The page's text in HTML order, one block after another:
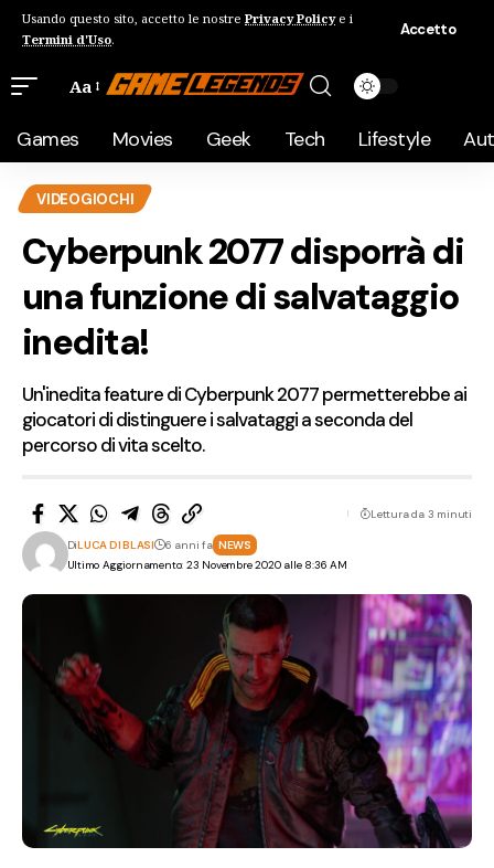
Usando questo sito, accetto le nostre Privacy Policye i
Termini d'Uso.
Accetto
Aa
Games Movies Geek Tech Lifestyle
VIDEOGIOCHI
Cyberpunk 2077 disporrà di
una funzione di salvataggio
inedita!
Un'inedita feature di Cyberpunk 2077 permetterebbe ai
giocatori di distinguere i salvataggi a seconda del
percorso di vita scelto.
Ultimo Aggiornamento: 23 Novembre 2020 alle 8:36 AM
DiLUCA DI BLASI 6 anni fa NEWS
Lettura da 3 minuti